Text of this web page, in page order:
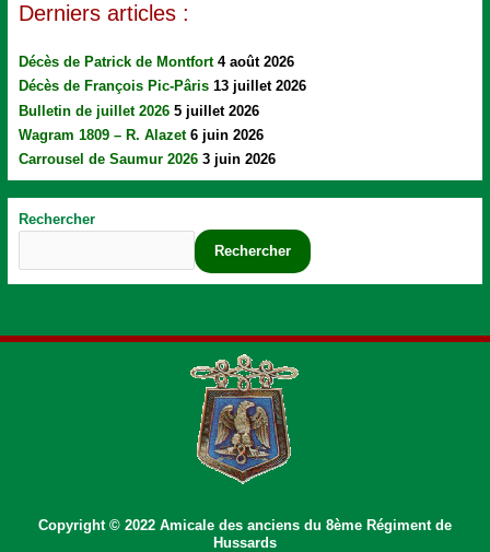
Derniers articles :
Décès de Patrick de Montfort 4 août 2026
Décès de François Pic-Pâris 13 juillet 2026
Bulletin de juillet 2026 5 juillet 2026
Wagram 1809 – R. Alazet 6 juin 2026
Carrousel de Saumur 2026 3 juin 2026
Rechercher
Rechercher
Copyright © 2022 Amicale des anciens du 8ème Régiment de
Hussards